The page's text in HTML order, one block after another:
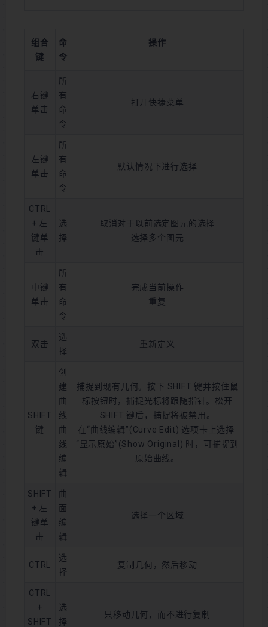
组合
键
命
令
操作
右键
单击
所
有
命
令
打开快捷菜单
左键
单击
所
有
命
令
默认情况下进行选择
CTRL
+ 左
键单
击
选
择
取消对于以前选定图元的选择
选择多个图元
中键
单击
所
有
命
令
完成当前操作
重复
双击
选
择
重新定义
SHIFT
键
创
建
曲
线
曲
线
编
辑
捕捉到现有几何。按下·SHIFT·键并按住鼠
标按钮时，捕捉光标将跟随指针。松开
SHIFT 键后，捕捉将被禁用。
在“曲线编辑”(Curve Edit) 选项卡上选择
“显示原始”(Show Original) 时，可捕捉到
原始曲线。
SHIFT
+ 左
键单
击
曲
面
编
辑
选择一个区域
CTRL
选
择
复制几何，然后移动
CTRL
+
SHIFT
选
择
只移动几何，而不进行复制